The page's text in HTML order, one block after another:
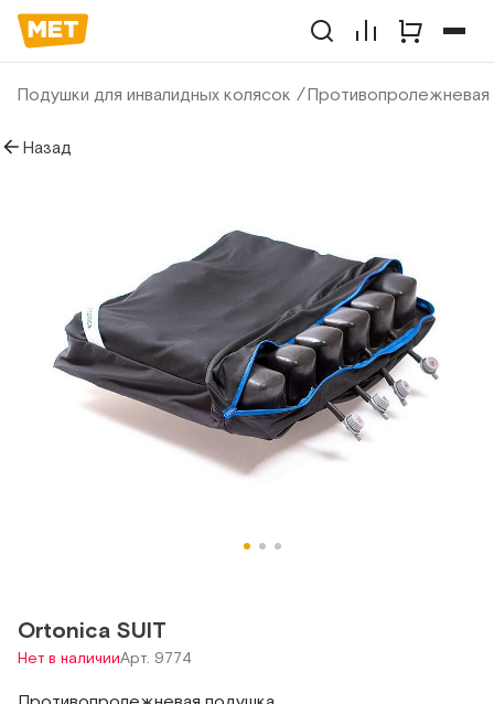
Подушки для инвалидных колясок Противопролежневая
Назад
Ortonica SUIT
Нет в наличииАрт. 9774